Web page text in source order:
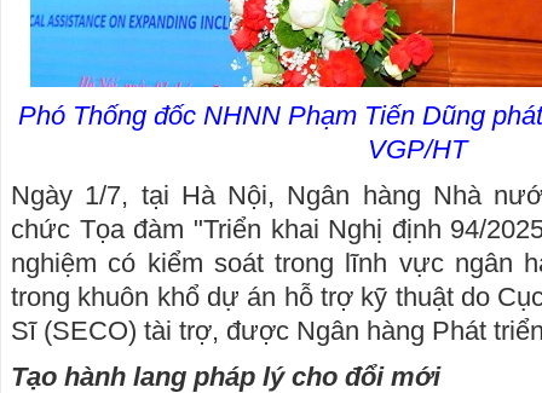
Phó Thống đốc NHNN Phạm Tiến Dũng
VGP/HT
Ngày 1/7, tại Hà Nội, Ngân hàng Nhà
chức Tọa đàm "Triển khai Nghị định 94/
nghiệm có kiểm soát trong lĩnh vực ngân
trong khuôn khổ dự án hỗ trợ kỹ thuật do
Sĩ (SECO) tài trợ, được Ngân hàng Phát
Tạo hành lang pháp lý cho đổi mới